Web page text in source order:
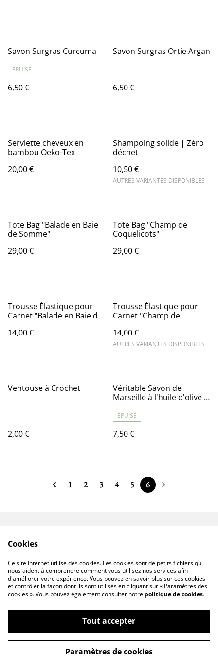
Savon Surgras Curcuma
ÉPUISÉ
6,50 €
Savon Surgras Ortie Argan
6,50 €
Serviette cheveux en
bambou Oeko-Tex
20,00 €
Shampoing solide | Zéro
déchet
10,50 €
AUTRES VARIANTES DISPONIBLES
Tote Bag "Balade en Baie
de Somme"
29,00 €
Tote Bag "Champ de
Coquelicots"
29,00 €
Trousse Élastique pour
Carnet "Balade en Baie de
14,00 €
Trousse Élastique pour
Carnet "Champ de
14,00 €
AUTRES VARIANTES DISPONIBLES
Ventouse à Crochet
2,00 €
Véritable Savon de
Marseille à l'huile d'olive -
ÉPUISÉ
7,50 €
1 2 3 4 5 6
Conditions générales
de vente
confidentialité
Politique de cookies
©2026Senséa Nature
powered by
Cookies
Ce site Internet utilise des cookies. Les cookies sont de petits fichiers qui
nous aident à comprendre comment vous utilisez nos services afin
d'améliorer votre expérience. Vous pouvez en savoir plus sur ces cookies
et contrôler la façon dont ils sont utilisés en cliquant sur « Paramètres des
cookies ». Vous pouvez également consulter notre politique de cookies.
Tout accepter
Paramètres de cookies